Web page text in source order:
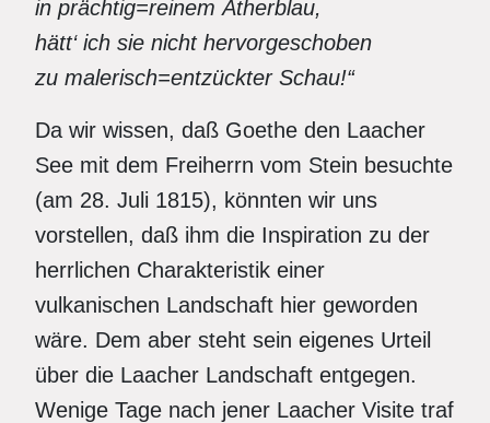
in prächtig=reinem Ätherblau,
hätt‘ ich sie nicht hervorgeschoben
zu malerisch=entzückter Schau!“
Da wir wissen, daß Goethe den Laacher
See mit dem Freiherrn vom Stein besuchte
(am 28. Juli 1815), könnten wir uns
vorstellen, daß ihm die Inspiration zu der
herrlichen Charakteristik einer
vulkanischen Landschaft hier geworden
wäre. Dem aber steht sein eigenes Urteil
über die Laacher Landschaft entgegen.
Wenige Tage nach jener Laacher Visite traf